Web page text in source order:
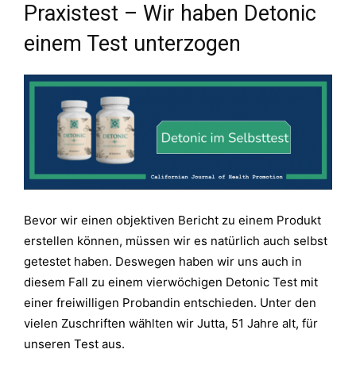
Praxistest – Wir haben Detonic
einem Test unterzogen
Bevor wir einen objektiven Bericht zu einem Produkt
erstellen können, müssen wir es natürlich auch selbst
getestet haben. Deswegen haben wir uns auch in
diesem Fall zu einem vierwöchigen Detonic Test mit
einer freiwilligen Probandin entschieden. Unter den
vielen Zuschriften wählten wir Jutta, 51 Jahre alt, für
unseren Test aus.